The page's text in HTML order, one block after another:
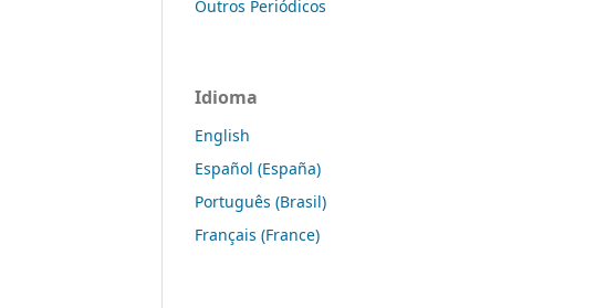
Outros Periódicos
Idioma
English
Español (España)
Português (Brasil)
Français (France)